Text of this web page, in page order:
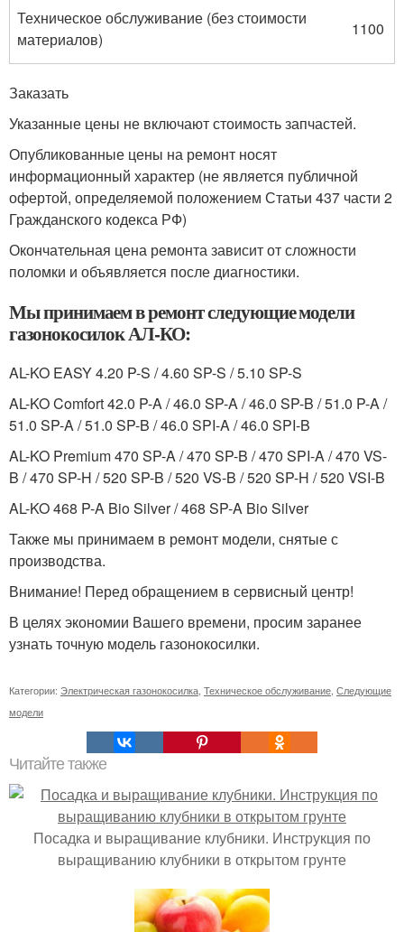
Техническое обслуживание (без стоимости
материалов)
1100
Заказать
Указанные цены не включают стоимость запчастей.
Опубликованные цены на ремонт носят
информационный характер (не является публичной
офертой, определяемой положением Статьи 437 части 2
Гражданского кодекса РФ)
Окончательная цена ремонта зависит от сложности
поломки и объявляется после диагностики.
Мы принимаем в ремонт следующие модели
газонокосилок АЛ-КО:
AL-KO EASY 4.20 P-S / 4.60 SP-S / 5.10 SP-S
AL-KO Comfort 42.0 P-A / 46.0 SP-A / 46.0 SP-B / 51.0 P-A /
51.0 SP-A / 51.0 SP-B / 46.0 SPI-A / 46.0 SPI-B
AL-KO Premium 470 SP-A / 470 SP-B / 470 SPI-A / 470 VS-
B / 470 SP-H / 520 SP-B / 520 VS-B / 520 SP-H / 520 VSI-B
AL-KO 468 P-A Bio Silver / 468 SP-A Bio Silver
Также мы принимаем в ремонт модели, снятые с
производства.
Внимание! Перед обращением в сервисный центр!
В целях экономии Вашего времени, просим заранее
узнать точную модель газонокосилки.
Категории: Электрическая газонокосилка Техническое обслуживание Следующие
модели
Читайте также
Посадка и выращивание клубники. Инструкция по
выращиванию клубники в открытом грунте